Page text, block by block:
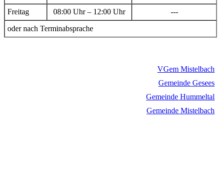
Freitag
08:00 Uhr – 12:00 Uhr
---
oder nach Terminabsprache
VGem Mistelbach
Gemeinde Gesees
Gemeinde Hummeltal
Gemeinde Mistelbach